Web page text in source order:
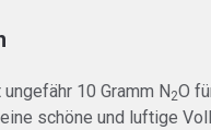
10 Gramm N2O
schöne und luftige